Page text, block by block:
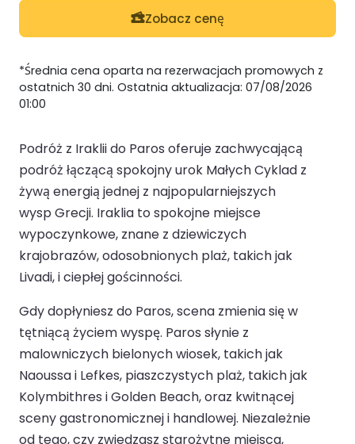
Zobacz cenę
*Średnia cena oparta na rezerwacjach promowych z
ostatnich 30 dni. Ostatnia aktualizacja: 07/08/2026
01:00
Podróż z Iraklii do Paros oferuje zachwycającą
podróż łączącą spokojny urok Małych Cyklad z
żywą energią jednej z najpopularniejszych
wysp Grecji. Iraklia to spokojne miejsce
wypoczynkowe, znane z dziewiczych
krajobrazów, odosobnionych plaż, takich jak
Livadi, i ciepłej gościnności.
Gdy dopłyniesz do Paros, scena zmienia się w
tętniącą życiem wyspę. Paros słynie z
malowniczych bielonych wiosek, takich jak
Naoussa i Lefkes, piaszczystych plaż, takich jak
Kolymbithres i Golden Beach, oraz kwitnącej
sceny gastronomicznej i handlowej. Niezależnie
od tego, czy zwiedzasz starożytne miejsca,